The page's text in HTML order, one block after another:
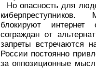
Но опасность для
блокируют
сограждан от
запреты встречаются
России постоянно
за оппозиционные